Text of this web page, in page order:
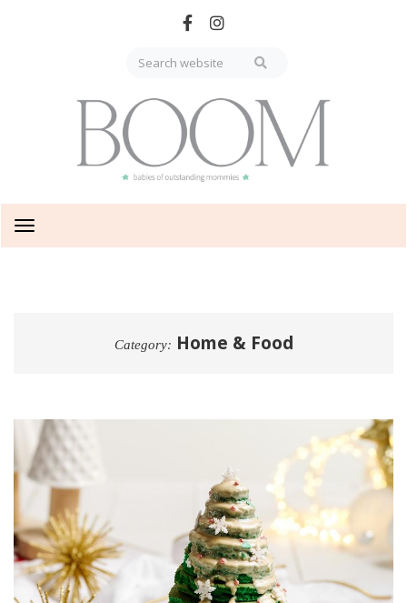
Toggle
navigation
Category: Home & Food